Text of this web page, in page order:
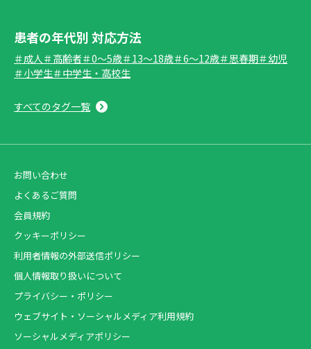
患者の年代別 対応方法
＃成人＃高齢者＃0～5歳＃13～18歳＃6～12歳＃思春期＃幼児
＃小学生＃中学生・高校生
すべてのタグ一覧
お問い合わせ
よくあるご質問
会員規約
クッキーポリシー
利用者情報の外部送信ポリシー
個人情報取り扱いについて
プライバシー・ポリシー
ウェブサイト・ソーシャルメディア利用規約
ソーシャルメディアポリシー